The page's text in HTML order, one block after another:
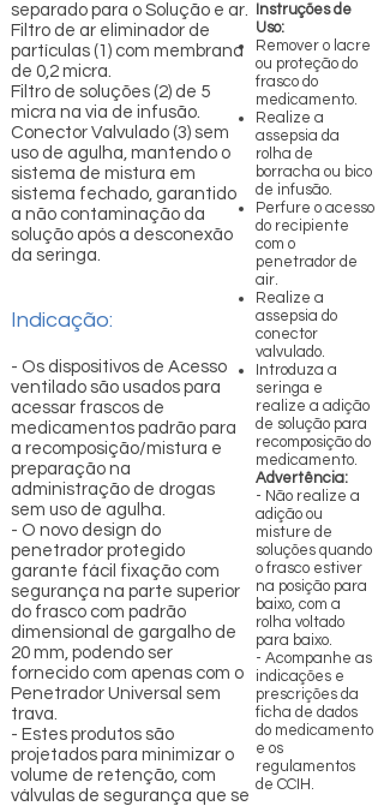
separado para o Solução e ar.
Filtro de ar eliminador de
partículas (1) com membrana
de 0,2 micra.
Filtro de soluções (2) de 5
micra na via de infusão.
Conector Valvulado (3) sem
uso de agulha, mantendo o
sistema de mistura em
sistema fechado, garantido
a não contaminação da
solução após a desconexão
da seringa.
Indicação:
- Os dispositivos de Acesso
ventilado são usados para
acessar frascos de
medicamentos padrão para
a recomposição/mistura e
preparação na
administração de drogas
sem uso de agulha.
- O novo design do
penetrador protegido
garante fácil fixação com
segurança na parte superior
do frasco com padrão
dimensional de gargalho de
20 mm, podendo ser
fornecido com apenas com o
Penetrador Universal sem
trava.
- Estes produtos são
projetados para minimizar o
volume de retenção, com
válvulas de segurança que se
Instruções de
Uso:
Remover o lacre
ou proteção do
frasco do
medicamento.
Realize a
assepsia da
rolha de
borracha ou bico
de infusão.
Perfure o acesso
do recipiente
com o
penetrador de
air.
Realize a
assepsia do
conector
valvulado.
Introduza a
seringa e
realize a adição
de solução para
recomposição do
medicamento.
Advertência:
- Não realize a
adição ou
misture de
soluções quando
o frasco estiver
na posição para
baixo, com a
rolha voltado
para baixo.
- Acompanhe as
indicações e
prescrições da
ficha de dados
do medicamento
e os
regulamentos
de CCIH.